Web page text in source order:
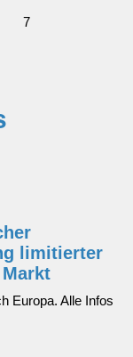
7
limitierter
Europa. Alle Infos